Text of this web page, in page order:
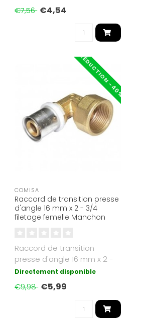
€7,56 €4,54
RÉDUCTION -40%
COMISA
Raccord de transition presse
d'angle 16 mm x 2 - 3/4
filetage femelle Manchon
Raccord de transition
presse d'angle 16 mm x 2 -
3/4 pouce Filetage femelle..
Directement disponible
€9,98 €5,99